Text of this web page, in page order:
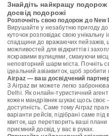
Знайдіть найкращу подорож
досвід подорожі
Розпочніть свою подорож до New
Вирушайте у незабутню пригоду
куточок розповідає свою унікальну
спадщини до вражаючих пейзажів,
можливостей для відкриттів і
яскравими вулицями, смакуючи
неповторний шарм міста. Почніть
ідеальний авіаквиток, щоб
Airpaz — ваш досвідчений
З Airpaz ви можете легко
Delhi. Як онлайн-туристичний
кожен мандрівник шукає щось своє
доступність. Саме тому Airpaz
варіанти рейсів, підібрані саме
квиток, що перетворить ваші
приємний досвід, у вас в руках.